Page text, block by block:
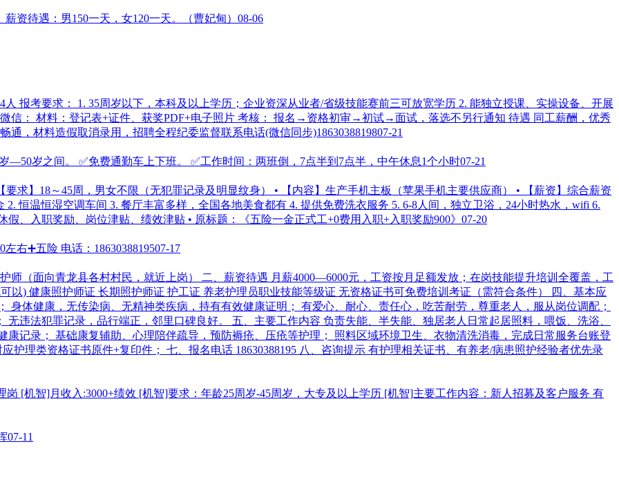
资待遇：男150一天，女120一天。（曹妃甸） 08-06
报考要求： 1. 35周岁以下，本科及以上学历；企业资深从业者/省级技能赛前三可放宽学历 2. 能独立授课、实操设备、开展
信： 材料：登记表+证件、获奖PDF+电子照片 考核： 报名→资格初审→初试→面试，落选不另行通知 待遇 同工薪酬，优秀
，材料造假取消录用，招聘全程纪委监督 ​联系电话(微信同步)1863038819807-21
—50岁之间。 ✅免费通勤车上下班。 ✅工作时间：两班倒，7点半到7点半，中午休息1个小时07-21
要求】18～45周，男女不限（无犯罪记录及明显纹身） • 【内容】生产手机主板（苹果手机主要供应商） • 【薪资】综合薪资
2. 恒温恒湿空调车间 3. 餐厅丰富多样，全国各地美食都有 4. 提供免费洗衣服务 5. 6-8人间，独立卫浴，24小时热水，wifi 6.
、入职奖励、岗位津贴、绩效津贴 • 原标题：《五险一金正式工+0费用入职+入职奖励900》 07-20
右➕五险 电话：1863038819507-17
师（面向青龙县各村村民，就近上岗） 二、薪资待遇 月薪4000—6000元，工资按月足额发放；在岗技能提升培训全覆盖，工
以) 健康照护师证 长期照护师证 护工证 养老护理员职业技能等级证 无资格证书可免费培训考证（需符合条件） 四、基本应
体健康，无传染病、无精神类疾病，持有有效健康证明； 有爱心、耐心、责任心，吃苦耐劳，尊重老人，服从岗位调配；
违法犯罪记录，品行端正，邻里口碑良好。 五、主要工作内容 负责失能、半失能、独居老人日常起居照料，喂饭、洗浴、
记录； 基础康复辅助、心理陪伴疏导，预防褥疮、压疮等护理； 照料区域环境卫生、衣物清洗消毒，完成日常服务台账登
护理类资格证书原件+复印件； 七、报名电话 18630388195 八、咨询提示 有护理相关证书、有养老/病患照护经验者优先录
[机智]月收入:3000+绩效 [机智]要求：年龄25周岁-45周岁，大专及以上学历 [机智]主要工作内容：新人招募及客户服务 有
07-11